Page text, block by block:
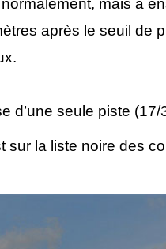
mais a
après le seuil de
d’une seule piste
sur la liste noire des